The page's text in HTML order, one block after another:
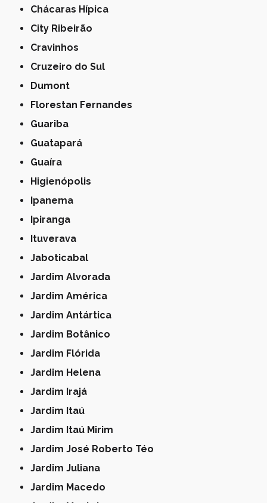
Chácaras Hípica
City Ribeirão
Cravinhos
Cruzeiro do Sul
Dumont
Florestan Fernandes
Guariba
Guatapará
Guaíra
Higienópolis
Ipanema
Ipiranga
Ituverava
Jaboticabal
Jardim Alvorada
Jardim América
Jardim Antártica
Jardim Botânico
Jardim Flórida
Jardim Helena
Jardim Irajá
Jardim Itaú
Jardim Itaú Mirim
Jardim José Roberto Téo
Jardim Juliana
Jardim Macedo